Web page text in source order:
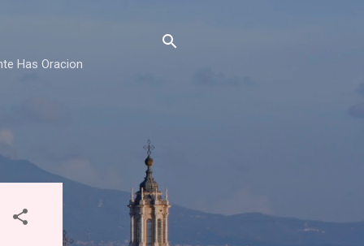
Has Oracion